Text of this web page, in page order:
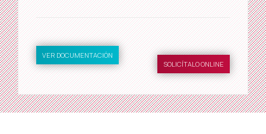
VER DOCUMENTACIÓN
SOLICÍTALO ONLINE